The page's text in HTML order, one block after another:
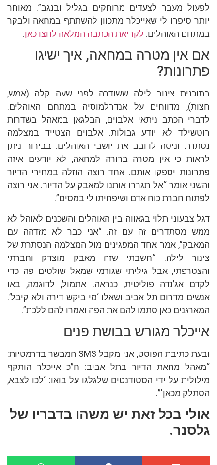
לפעול מעבר לצעדים מרוחקים בגליל ובנגב”. מאוחר
יותר סיפרו לי שאייכלר מתכוון להשתתף במחאה ולבקר
במתחם האוהלים. לקריאת הכתבה המלאה לחצו כאן.
אם אין מטרה במחאה, איך ישיגו
פתרונות?
בתוכנית צינור לילה ששודרה לפני שעה קלה (אמש,
חצות), מדווחים על אנדרלמוסיה במתחם האוהלים.
לדברי הכתב ניתאי אלבוים, הבלגאן במאהל בשדרות
רוטשילד לא יודע גבולות. אלבוים הצטייד במצלמה
נסתרת וניסה לדובב את יושבי האוהלים. בבירור ניתן
לראות כי אין מטרה ברורה למחאה, לא יודעים איזה
פתרונות יספקו אותם. אחד רוצה הוזלה במחירי הדיור
והשני אומר “אל תגררו אותנו למאבק על הדיור. אני רוצה
לפתוח חברת כוח אדם ושיפחיתו לי במסים”.
דגל צבעוני תלוי בגאווה בין האוהלים והשכנים לאוהל לא
ממש מסתדרים זה עם זה. “אני כבר לא מזדהה עם
המאבק”, אמר אחד המפגינים מול המצלמה הנסתרת של
צינור לילה. “חשבתי שזה מאבק מוצדק וחברתי
והצטרפתי, אבל גיליתי שגורמי שמאל שולטים פה כדי
לקדם אג’נדה פוליטית, כנראה. אתמול, לדוגמה, באו
אנשים מדרום תל אביב ושאלו ‘מי ביקש דירה ולא קיבל’.
המארגנים כאן סתמו להם את הפה ואמרו להם ללכת”.
אייכלר מגורש בבושת פנים
ובעת כתיבת הפוסט, אני מקבל SMS המבשר בדרמטיות:
“מאהל מחאת הדיור בתל אביב: ח”כ אייכלר הותקף
מילולית על ידי הסטודנטים שלגלגו על בואו: ‘לכו לצבא,
הסתלק מכאן'”.
אולי בכל זאת יש משהו בדבריו של
גלסנר.